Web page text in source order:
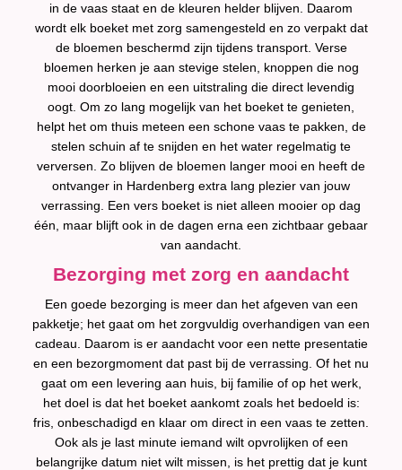
in de vaas staat en de kleuren helder blijven. Daarom
wordt elk boeket met zorg samengesteld en zo verpakt dat
de bloemen beschermd zijn tijdens transport. Verse
bloemen herken je aan stevige stelen, knoppen die nog
mooi doorbloeien en een uitstraling die direct levendig
oogt. Om zo lang mogelijk van het boeket te genieten,
helpt het om thuis meteen een schone vaas te pakken, de
stelen schuin af te snijden en het water regelmatig te
verversen. Zo blijven de bloemen langer mooi en heeft de
ontvanger in Hardenberg extra lang plezier van jouw
verrassing. Een vers boeket is niet alleen mooier op dag
één, maar blijft ook in de dagen erna een zichtbaar gebaar
van aandacht.
Bezorging met zorg en aandacht
Een goede bezorging is meer dan het afgeven van een
pakketje; het gaat om het zorgvuldig overhandigen van een
cadeau. Daarom is er aandacht voor een nette presentatie
en een bezorgmoment dat past bij de verrassing. Of het nu
gaat om een levering aan huis, bij familie of op het werk,
het doel is dat het boeket aankomt zoals het bedoeld is:
fris, onbeschadigd en klaar om direct in een vaas te zetten.
Ook als je last minute iemand wilt opvrolijken of een
belangrijke datum niet wilt missen, is het prettig dat je kunt